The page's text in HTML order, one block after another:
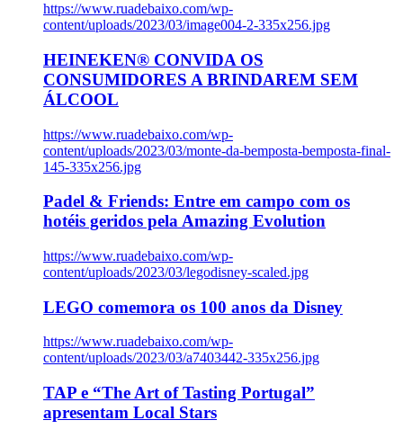
https://www.ruadebaixo.com/wp-
content/uploads/2023/03/image004-2-335x256.jpg
HEINEKEN® CONVIDA OS
CONSUMIDORES A BRINDAREM SEM
ÁLCOOL
https://www.ruadebaixo.com/wp-
content/uploads/2023/03/monte-da-bemposta-bemposta-final-
145-335x256.jpg
Padel & Friends: Entre em campo com os
hotéis geridos pela Amazing Evolution
https://www.ruadebaixo.com/wp-
content/uploads/2023/03/legodisney-scaled.jpg
LEGO comemora os 100 anos da Disney
https://www.ruadebaixo.com/wp-
content/uploads/2023/03/a7403442-335x256.jpg
TAP e “The Art of Tasting Portugal”
apresentam Local Stars